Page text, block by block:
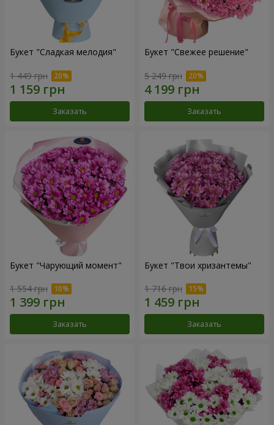
Букет "Сладкая мелодия"
1 449 грн
Заказать
Букет "Свежее решение"
5 249 грн
Заказать
Букет "Чарующий момент"
1 554 грн
Заказать
Букет "Твои хризантемы"
1 716 грн
Заказать